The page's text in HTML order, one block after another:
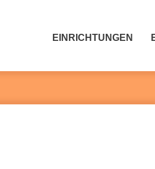
EINRICHTUNGEN